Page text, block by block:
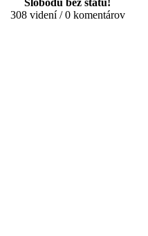
308 videní / 0 komentárov